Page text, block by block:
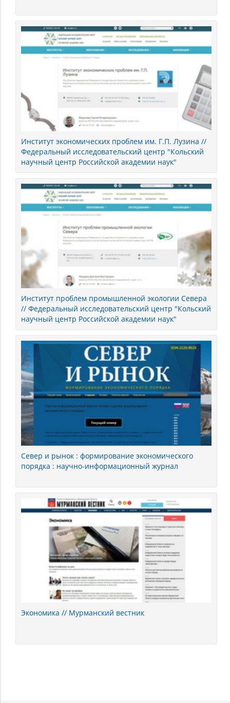
Институт экономических проблем им. Г.П. Лузина //
Федеральный исследовательский центр "Кольский
научный центр Российской академии наук"
Институт проблем промышленной экологии Севера
// Федеральный исследовательский центр "Кольский
научный центр Российской академии наук"
Север и рынок : формирование экономического
порядка : научно-информационный журнал
Экономика // Мурманский вестник